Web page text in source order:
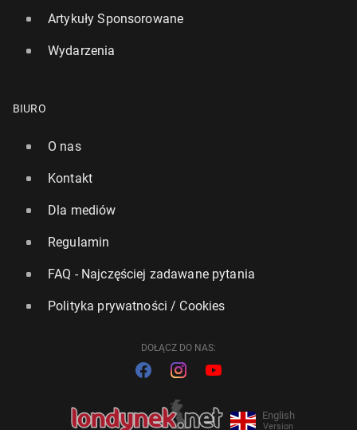
Artykuły Sponsorowane
Wydarzenia
BIURO
O nas
Kontakt
Dla mediów
Regulamin
FAQ - Najczęściej zadawane pytania
Polityka prywatności / Cookies
DOŁĄCZ DO NAS:
English
Version